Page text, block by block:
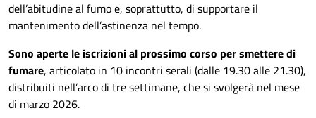
dell’abitudine al fumo e, soprattutto, di supportare il
mantenimento dell’astinenza nel tempo.
Sono aperte le iscrizioni al prossimo corso per smettere di
fumare, articolato in 10 incontri serali (dalle 19.30 alle 21.30),
distribuiti nell’arco di tre settimane, che si svolgerà nel mese
di marzo 2026.